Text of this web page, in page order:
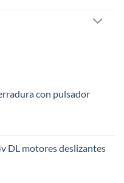
con pulsador
DL motores deslizantes